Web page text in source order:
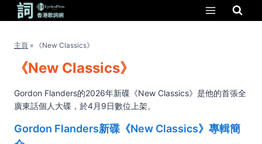
主頁 » 《New Classics》
《New Classics》
Gordon Flanders的2026年新碟《New Classics》是他的首張全
廣東話個人大碟，於4月9日數位上架。
Gordon Flanders新碟《New Classics》專輯簡